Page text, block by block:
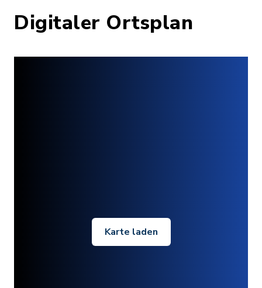
Digitaler Ortsplan
Karte laden